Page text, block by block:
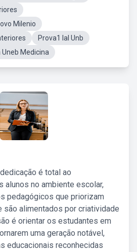
Milenio
Prova1 Ial Unb
Uneb Medicina
é total ao
alunos no ambiente escolar,
pedagógicos que priorizam
são alimentados por criatividade
é orientar os estudantes em
uma geração notável,
educacionais reconhecidas